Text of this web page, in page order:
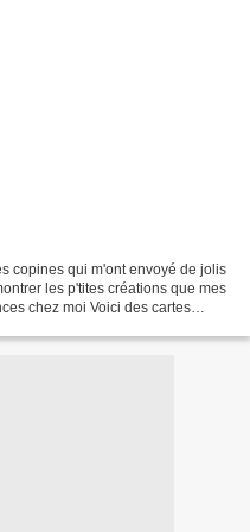
copines qui m'ont envoyé de jolis
les p'tites créations que mes
chez moi Voici des cartes